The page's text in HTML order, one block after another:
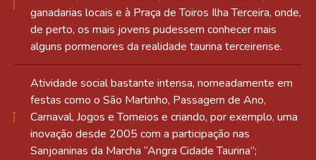
ganadarias locais e à Praça de Toiros Ilha Terceira, onde,
de perto, os mais jovens pudessem conhecer mais
alguns pormenores da realidade taurina terceirense.
Atividade social bastante intensa, nomeadamente em
festas como o São Martinho, Passagem de Ano,
Carnaval, Jogos e Torneios e criando, por exemplo, uma
inovação desde 2005 com a participação nas
Sanjoaninas da Marcha “Angra Cidade Taurina”;